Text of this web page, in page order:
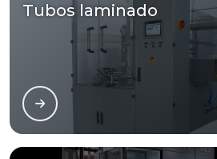
Tubos laminado